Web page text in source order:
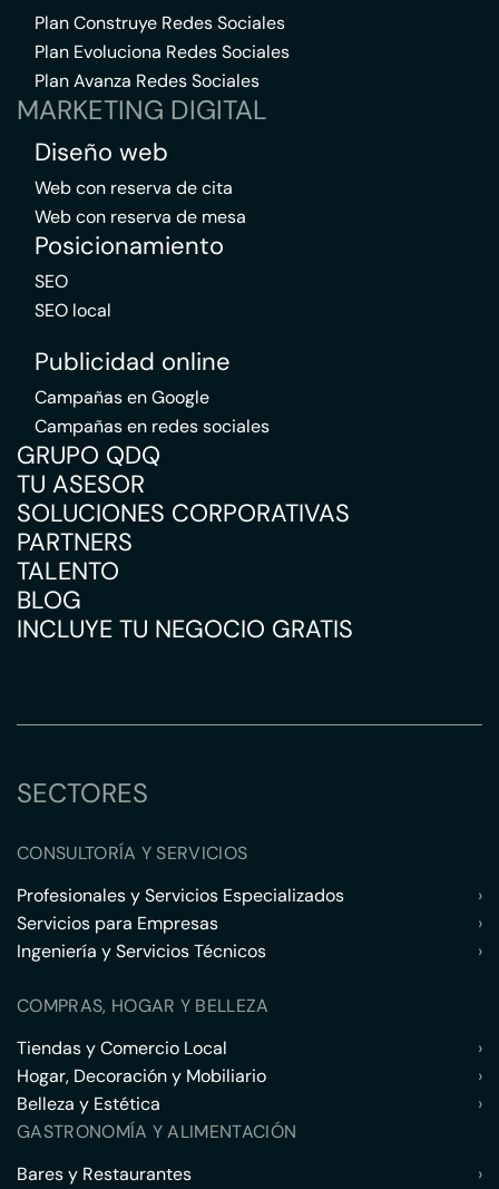
Plan Construye Redes Sociales
Plan Evoluciona Redes Sociales
Plan Avanza Redes Sociales
MARKETING DIGITAL
Diseño web
Web con reserva de cita
Web con reserva de mesa
Posicionamiento
SEO
SEO local
Publicidad online
Campañas en Google
Campañas en redes sociales
GRUPO QDQ
TU ASESOR
SOLUCIONES CORPORATIVAS
PARTNERS
TALENTO
BLOG
INCLUYE TU NEGOCIO GRATIS
SECTORES
CONSULTORÍA Y SERVICIOS
Profesionales y Servicios Especializados
›
Servicios para Empresas
›
Ingeniería y Servicios Técnicos
›
COMPRAS, HOGAR Y BELLEZA
Tiendas y Comercio Local
›
Hogar, Decoración y Mobiliario
›
Belleza y Estética
›
GASTRONOMÍA Y ALIMENTACIÓN
Bares y Restaurantes
›